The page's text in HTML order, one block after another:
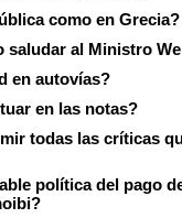
como en Grecia?
saludar al Ministro
en autovías?
en las notas?
todas las críticas
política del pago